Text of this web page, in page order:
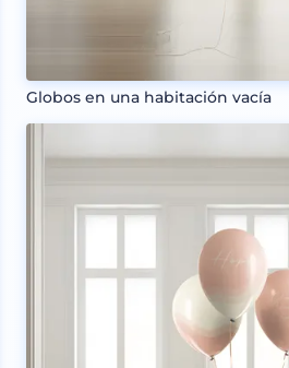
Globos en una habitación vacía